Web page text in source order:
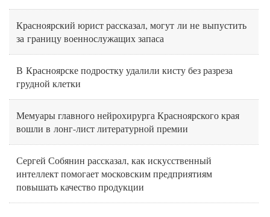
Красноярский юрист рассказал, могут ли не выпустить
за границу военнослужащих запаса
В Красноярске подростку удалили кисту без разреза
грудной клетки
Мемуары главного нейрохирурга Красноярского края
вошли в лонг-лист литературной премии
Сергей Собянин рассказал, как искусственный
интеллект помогает московским предприятиям
повышать качество продукции